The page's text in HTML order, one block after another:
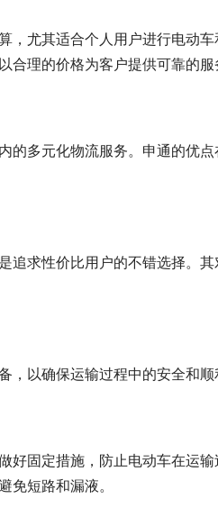
，尤其适合个人用户进行电动
理的价格为客户提供可靠的服
的多元化物流服务。申通的优
追求性价比用户的不错选择。
以确保运输过程中的安全和顺
固定措施，防止电动车在运
短路和漏液。